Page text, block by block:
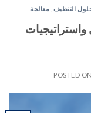
التنظيف معالجة
POSTED ON